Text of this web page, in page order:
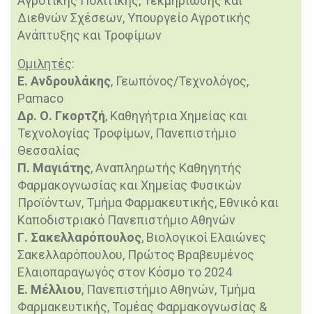
Διεθνών Σχέσεων, Υπουργείο Αγροτικής
Ανάπτυξης και Τροφίμων
Ομιλητές:
Ε. Ανδρουλάκης, Γεωπόνος/Τεχνολόγος,
Pαmaco
Δρ. Ο. Γκορτζή, Καθηγήτρια Χημείας και
Τεχνολογίας Τροφίμων, Πανεπιστήμιο
Θεσσαλίας
Π. Μαγιάτης, Αναπληρωτής Καθηγητής
Φαρμακογνωσίας και Χημείας Φυσικών
Προϊόντων, Τμήμα Φαρμακευτικής, Εθνικό και
Καποδιστριακό Πανεπιστήμιο Αθηνών
Γ. Σακελλαρόπουλος, Βιολογικοί Ελαιώνες
Σακελλαρόπουλου, Πρώτος Βραβευμένος
Ελαιοπαραγωγός στον Κόσμο το 2024
Ε. Μέλλιου, Πανεπιστήμιο Αθηνών, Τμήμα
Φαρμακευτικής, Τομέας Φαρμακογνωσίας &